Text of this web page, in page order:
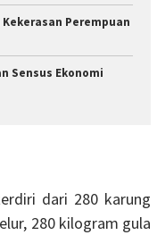
Perempuan
Sensus Ekonomi
dari 280 karung
280 kilogram gula